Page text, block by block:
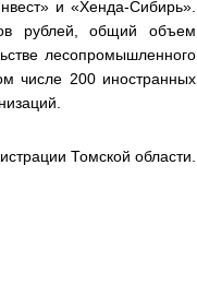
и «Хенда-Сибирь».
рублей, общий объем
лесопромышленного
числе 200 иностранных
Томской области.